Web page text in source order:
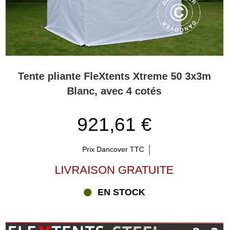
Tente pliante FleXtents Xtreme 50 3x3m
Blanc, avec 4 cotés
921,61 €
Prix Dancover TTC
LIVRAISON GRATUITE
EN STOCK